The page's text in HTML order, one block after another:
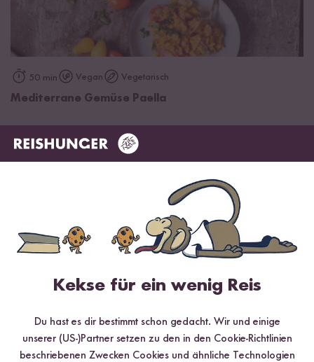
50 min Vegan Vegetarisch
Mediterrane Gemüse Paella
Loading...
DU SPARST BIS ZU 20 %
Kekse für ein wenig Reis
Du hast es dir bestimmt schon gedacht. Wir und einige
unserer (US-)Partner setzen zu den in den Cookie-Richtlinien
beschriebenen Zwecken Cookies und ähnliche Technologien